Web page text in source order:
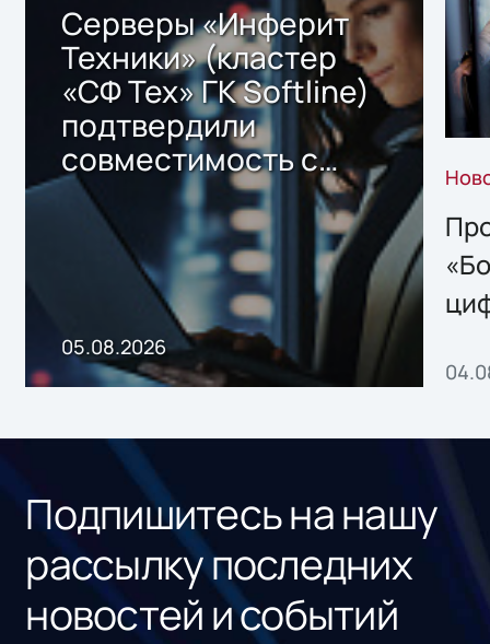
Серверы «Инферит
Техники» (кластер
«СФ Тех» ГК Softline)
подтвердили
совместимость с
решением Sharx
Storage 2.x для
хранения данных
05.08.2026
Подпишитесь на нашу
рассылку последних
новостей и событий